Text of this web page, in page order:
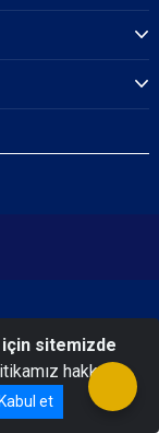
sitemizde
hakkında
Kabul et